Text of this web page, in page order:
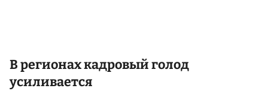
В регионах кадровый голод
усиливается